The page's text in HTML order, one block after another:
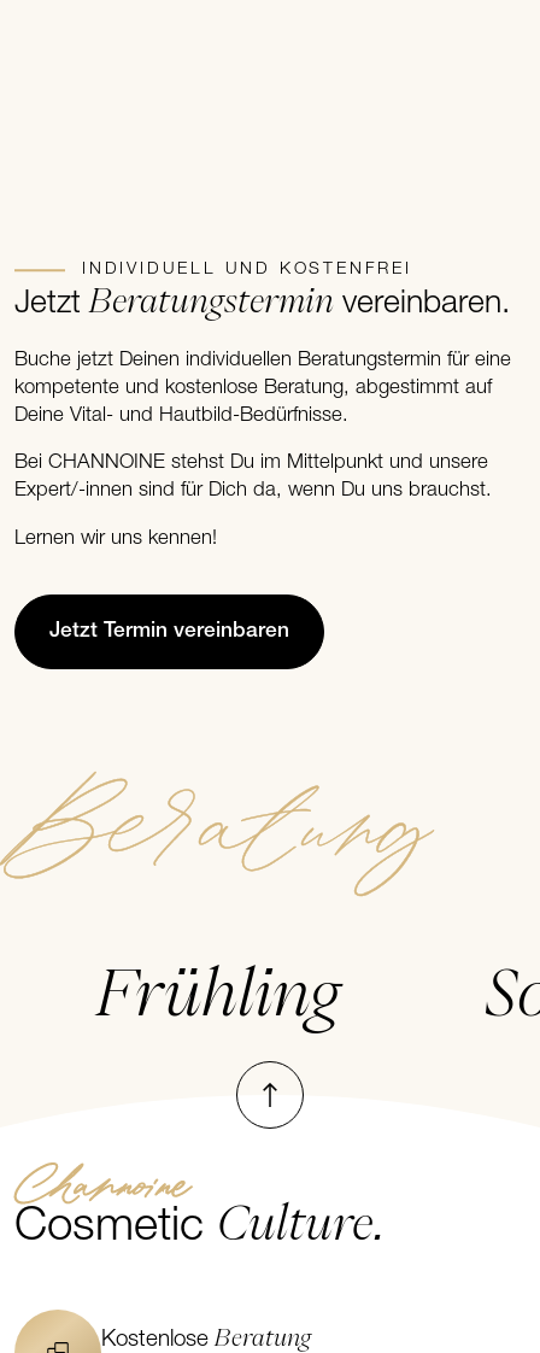
INDIVIDUELL UND KOSTENFREI
JetztBeratungstermin vereinbaren.
Buche jetzt Deinen individuellen Beratungstermin für eine
kompetente und kostenlose Beratung, abgestimmt auf
Deine Vital- und Hautbild-Bedürfnisse.
Bei CHANNOINE stehst Du im Mittelpunkt und unsere
Expert/-innen sind für Dich da, wenn Du uns brauchst.
Lernen wir uns kennen!
Jetzt Termin vereinbaren
Beratung
Frühling
Nach oben
Channoine
Cosmetic Culture.
KostenloseBeratung